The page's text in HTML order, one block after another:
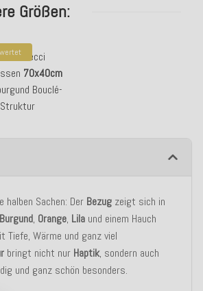
Größen:
Becci
70x40cm
Bouclé-
Struktur
halben Sachen: Der Bezug zeigt sich in
Burgund, Orange, Lila und einem Hauch
Wärme und ganz viel
bringt nicht nur Haptik, sondern auch
und ganz schön besonders.